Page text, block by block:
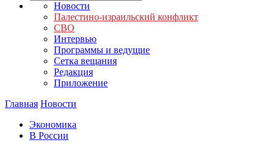
Новости
Палестино-израильский конфликт
СВО
Интервью
Программы и ведущие
Сетка вещания
Редакция
Приложение
Главная Новости
Экономика
В России